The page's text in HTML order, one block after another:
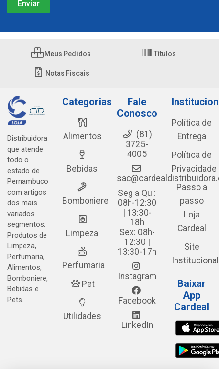
Meus Pedidos Títulos
Notas Fiscais
Distribuidora
que atende
todo o
estado de
Pernambuco
com artigos
dos mais
variados
segmentos:
Produtos de
Limpeza,
Perfumaria,
Alimentos,
Bomboniere,
Bebidas e
Pets.
Categorias
Alimentos
Bebidas
Bomboniere
Limpeza
Perfumaria
Pet
Utilidades
Fale
Conosco
(81)
3725-
4005
Seg a Qui:
08h-12:30
| 13:30-
18h
Sex: 08h-
12:30 |
13:30-17h
Instagram
Facebook
LinkedIn
Política de
Entrega
Política de
Privacidade
Passo a
passo
Loja
Cardeal
Site
Institucional
Baixar
App
Cardeal